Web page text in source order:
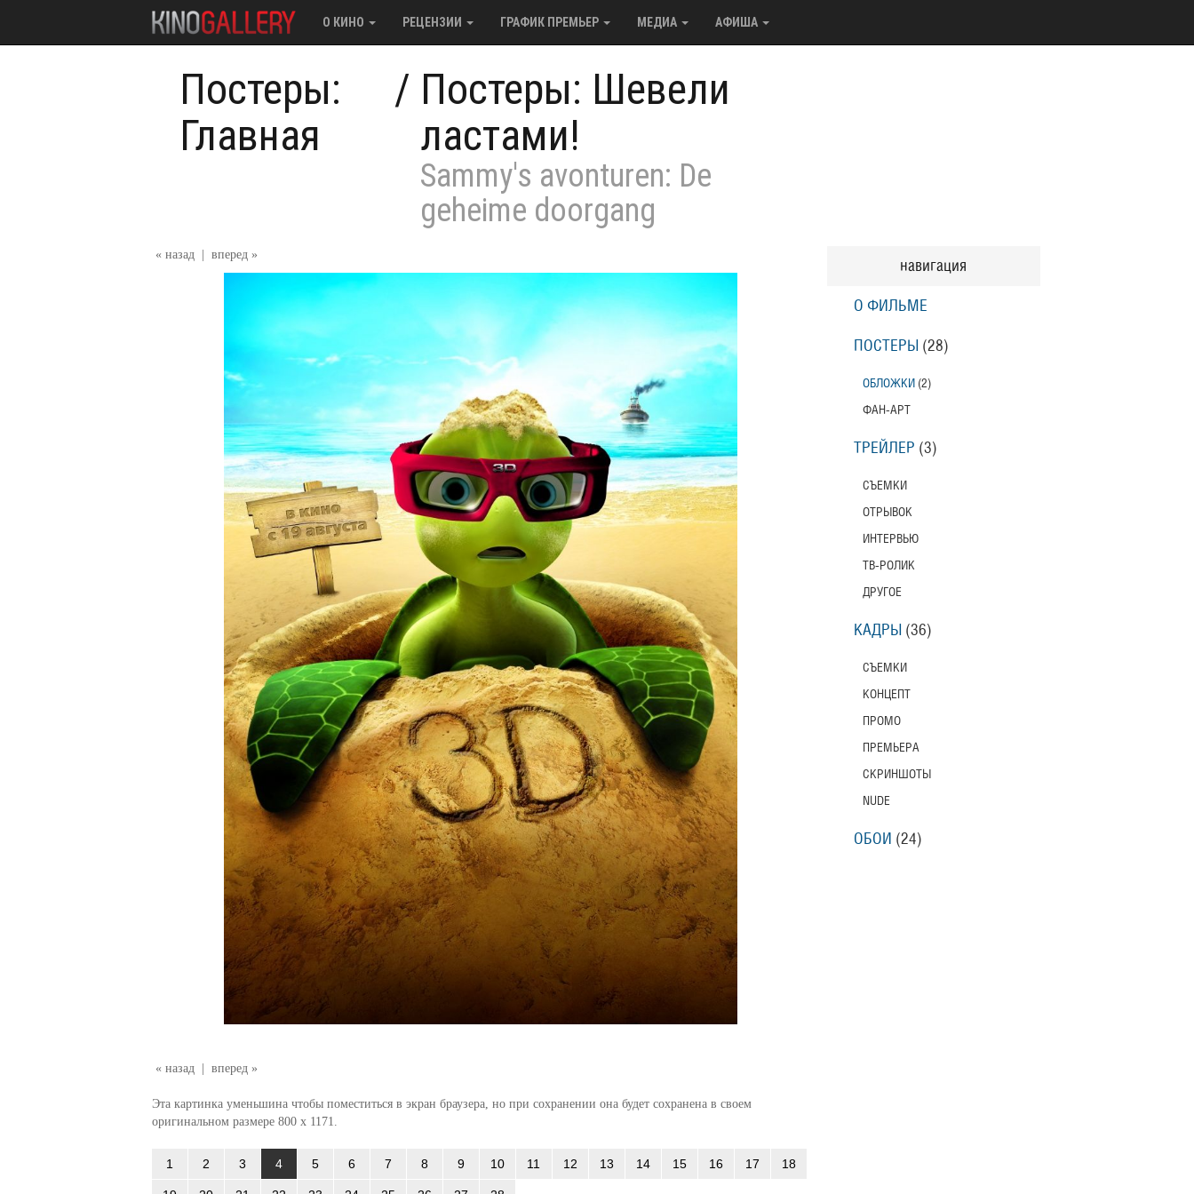
О КИНО РЕЦЕНЗИИ ГРАФИК ПРЕМЬЕР МЕДИА АФИША
Постеры:
Главная
/ Постеры: Шевели
ластами!
Sammy's avonturen: De
geheime doorgang
« назад вперед »
« назад вперед »
Эта картинка уменьшина чтобы поместиться в экран браузера, но при сохранении она будет сохранена в своем
оригинальном размере 800 x 1171.
1 2 3 4 5 6 7 8 9 10 11 12 13 14 15 16 17 18
навигация
О ФИЛЬМЕ
ПОСТЕРЫ (28)
ОБЛОЖКИ (2)
ФАН-АРТ
ТРЕЙЛЕР (3)
СЪЕМКИ
ОТРЫВОК
ИНТЕРВЬЮ
ТВ-РОЛИК
ДРУГОЕ
КАДРЫ (36)
СЪЕМКИ
КОНЦЕПТ
ПРОМО
ПРЕМЬЕРА
СКРИНШОТЫ
NUDE
ОБОИ (24)